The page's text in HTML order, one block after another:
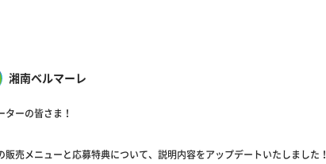
湘南ベルマーレ
ターの皆さま！
販売メニューと応募特典について、説明内容をアップデートいたしました！